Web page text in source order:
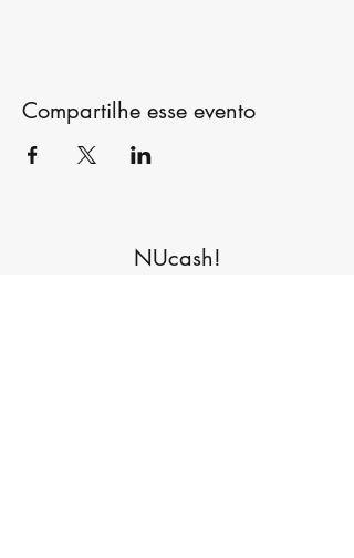
Compartilhe esse evento
NUcash!